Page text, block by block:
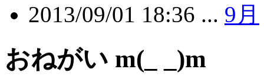
2013/09/01 18:36 ... 9月
おねがい m(_ _)m